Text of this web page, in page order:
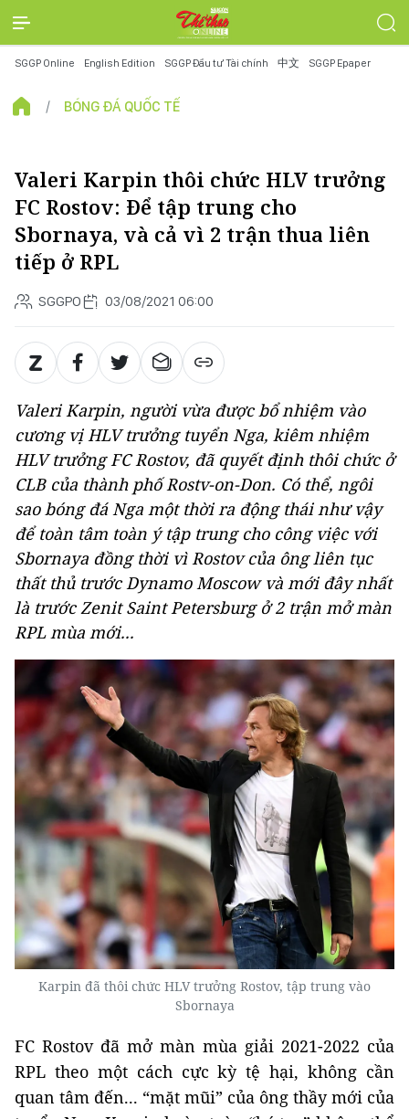
SGGP Online English Edition SGGP Đầu tư Tài chính 中文 SGGP Epaper
BÓNG ĐÁ QUỐC TẾ
Valeri Karpin thôi chức HLV trưởng
FC Rostov: Để tập trung cho
Sbornaya, và cả vì 2 trận thua liên
tiếp ở RPL
SGGPO 03/08/2021 06:00
Valeri Karpin, người vừa được bổ nhiệm vào
cương vị HLV trưởng tuyển Nga, kiêm nhiệm
HLV trưởng FC Rostov, đã quyết định thôi chức ở
CLB của thành phố Rostv-on-Don. Có thể, ngôi
sao bóng đá Nga một thời ra động thái như vậy
để toàn tâm toàn ý tập trung cho công việc với
Sbornaya đồng thời vì Rostov của ông liên tục
thất thủ trước Dynamo Moscow và mới đây nhất
là trước Zenit Saint Petersburg ở 2 trận mở màn
RPL mùa mới...
Karpin đã thôi chức HLV trưởng Rostov, tập trung vào
Sbornaya
FC Rostov đã mở màn mùa giải 2021-2022 của
RPL theo một cách cực kỳ tệ hại, không cần
quan tâm đến... “mặt mũi” của ông thầy mới của